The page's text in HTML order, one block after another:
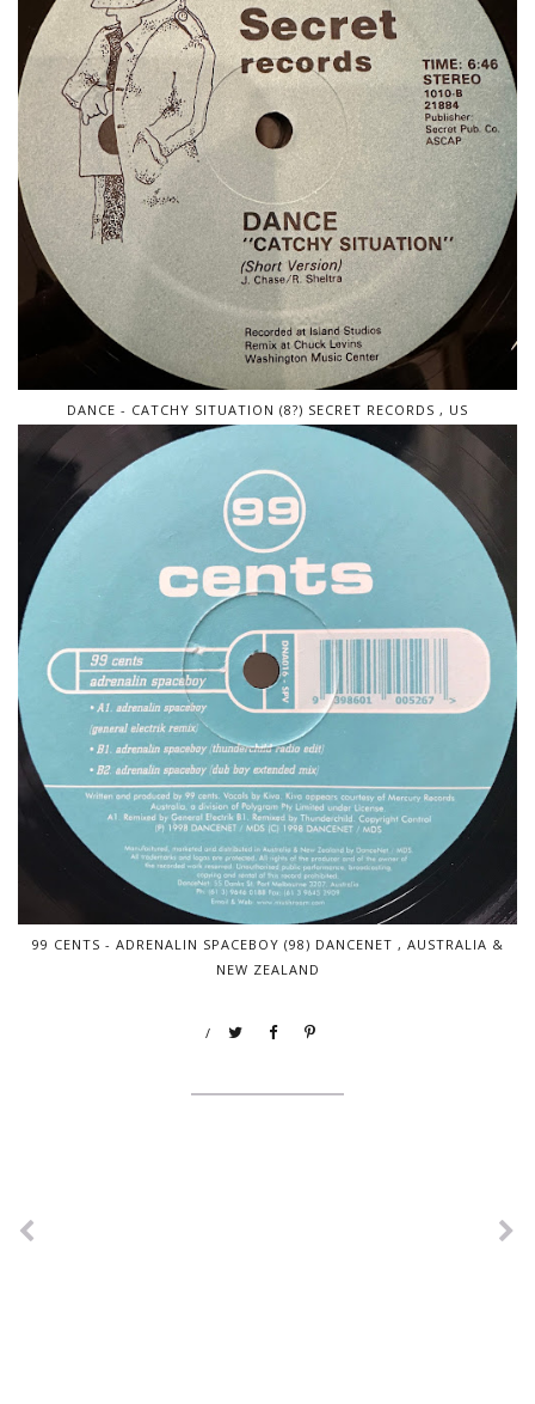
DANCE - CATCHY SITUATION (8?) SECRET RECORDS , US
99 CENTS - ADRENALIN SPACEBOY (98) DANCENET ‎, AUSTRALIA &
NEW ZEALAND
/